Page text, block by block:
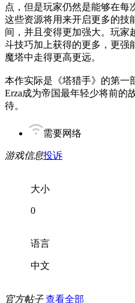
点，但是玩家仍然是能够在每
这些资源将用来开启更多的技
间，并且变得更加强大。玩家
斗技巧加上获得的更多，更强
魔塔中走得更高更远。
本作实际是《塔猎手》的第一
Erza成为帝国最年轻少将前的
待。
需要网络
游戏信息投诉
大小
0
语言
中文
官方帖子 查看全部